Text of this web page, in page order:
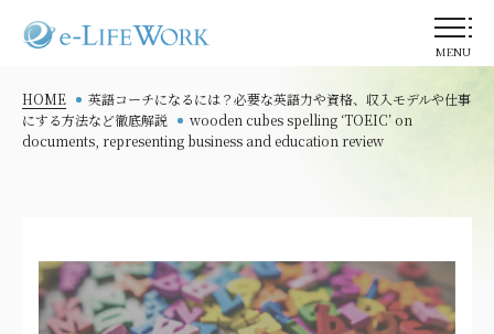
MENU
HOME
英語コーチになるには？必要な英語力や資格、収入モデルや仕事
にする方法など徹底解説
wooden cubes spelling ‘TOEIC’ on
documents, representing business and education review